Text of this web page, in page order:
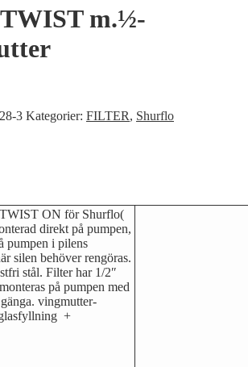
m.½-
3 Kategorier: FILTER, Shurflo
ON för Shurflo(
direkt på pumpen,
pumpen i pilens
silen behöver rengöras.
stål. Filter har 1/2″
på pumpen med
vingmutter-
+